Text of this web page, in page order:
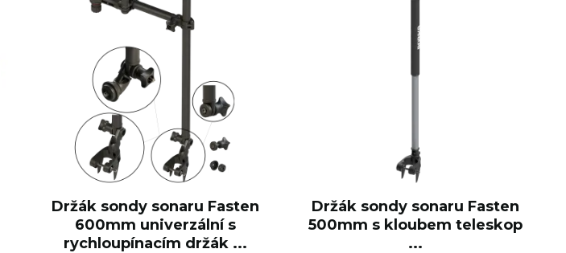
Držák sondy sonaru Fasten
600mm univerzální s
rychloupínacím držák ...
Držák sondy sonaru Fasten
500mm s kloubem teleskop
...